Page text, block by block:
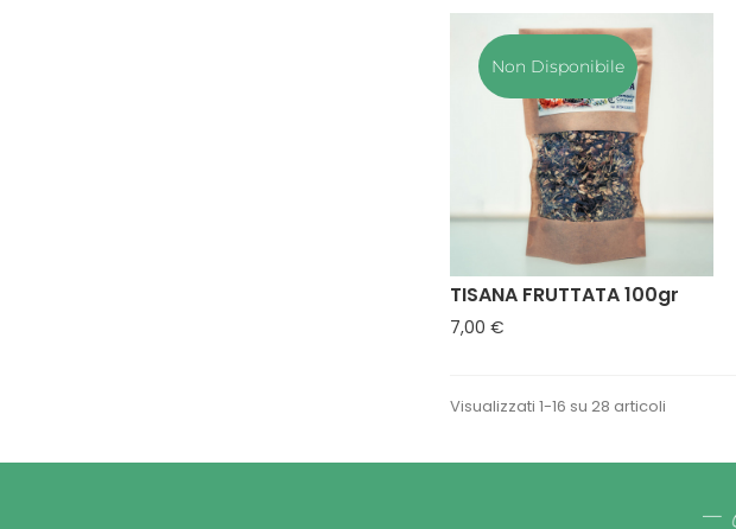
Non Disponibile
TISANA FRUTTATA 100gr
7,00 €Prezzo
Visualizzati 1-16 su 28 articoli